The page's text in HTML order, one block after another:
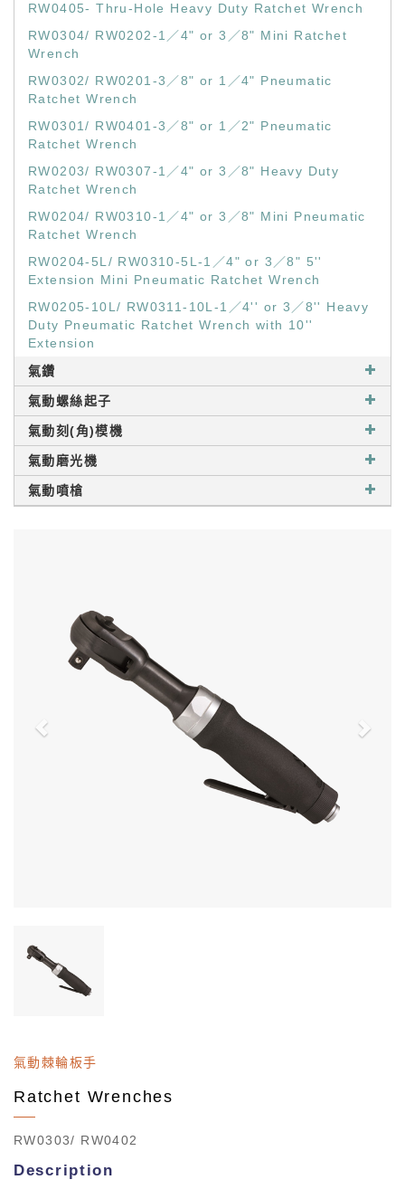
RW0405- Thru-Hole Heavy Duty Ratchet Wrench
RW0304/ RW0202-1／4" or 3／8" Mini Ratchet
Wrench
RW0302/ RW0201-3／8" or 1／4" Pneumatic
Ratchet Wrench
RW0301/ RW0401-3／8" or 1／2" Pneumatic
Ratchet Wrench
RW0203/ RW0307-1／4" or 3／8" Heavy Duty
Ratchet Wrench
RW0204/ RW0310-1／4" or 3／8" Mini Pneumatic
Ratchet Wrench
RW0204-5L/ RW0310-5L-1／4" or 3／8" 5''
Extension Mini Pneumatic Ratchet Wrench
RW0205-10L/ RW0311-10L-1／4'' or 3／8'' Heavy
Duty Pneumatic Ratchet Wrench with 10''
Extension
氣鑽
氣動螺絲起子
氣動刻(角)模機
氣動磨光機
氣動噴槍
氣動棘輪板手
Ratchet Wrenches
RW0303/ RW0402
Description